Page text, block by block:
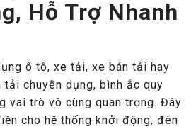
Hỗ Trợ Nhanh
ô tô, xe tải, xe bán tải hay
chuyên dụng, bình ắc quy
vai trò vô cùng quan trọng. Đây
cho hệ thống khởi động, đèn